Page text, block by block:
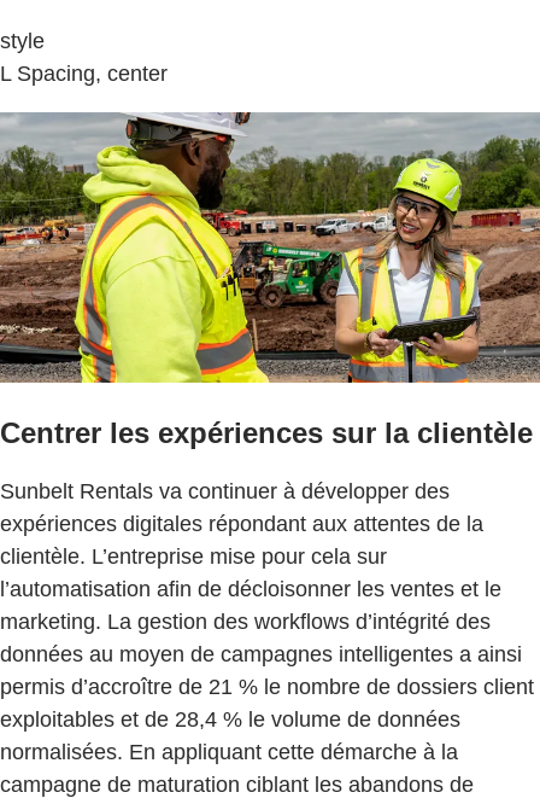
style
L Spacing, center
Centrer les expériences sur la clientèle
Sunbelt Rentals va continuer à développer des
expériences digitales répondant aux attentes de la
clientèle. L’entreprise mise pour cela sur
l’automatisation afin de décloisonner les ventes et le
marketing. La gestion des workflows d’intégrité des
données au moyen de campagnes intelligentes a ainsi
permis d’accroître de 21 % le nombre de dossiers client
exploitables et de 28,4 % le volume de données
normalisées. En appliquant cette démarche à la
campagne de maturation ciblant les abandons de